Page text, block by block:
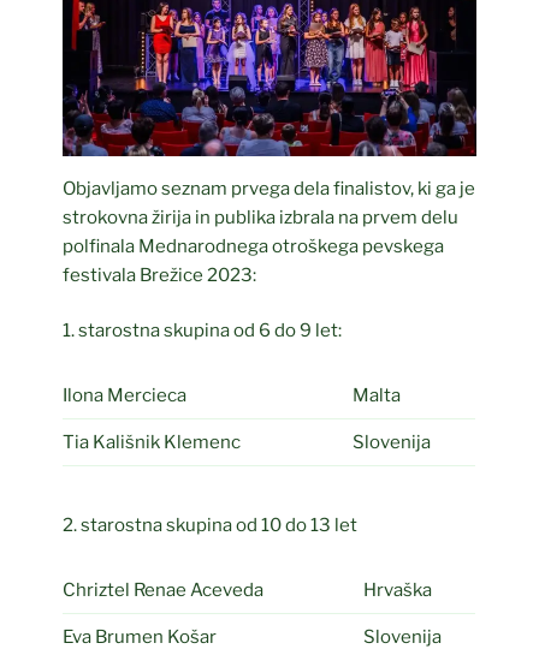
Objavljamo seznam prvega dela finalistov, ki ga je
strokovna žirija in publika izbrala na prvem delu
polfinala Mednarodnega otroškega pevskega
festivala Brežice 2023:
1. starostna skupina od 6 do 9 let:
Ilona Mercieca Malta
Tia Kališnik Klemenc Slovenija
2. starostna skupina od 10 do 13 let
Chriztel Renae Aceveda Hrvaška
Eva Brumen Košar Slovenija